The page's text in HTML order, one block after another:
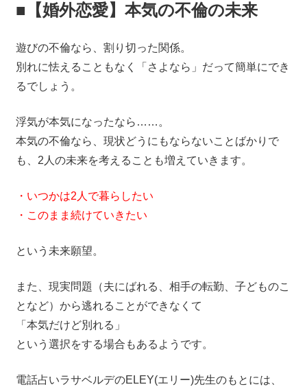
■【婚外恋愛】本気の不倫の未来
遊びの不倫なら、割り切った関係。
別れに怯えることもなく「さよなら」だって簡単にでき
るでしょう。
浮気が本気になったなら……。
本気の不倫なら、現状どうにもならないことばかりで
も、2人の未来を考えることも増えていきます。
・いつかは2人で暮らしたい
・このまま続けていきたい
という未来願望。
また、現実問題（夫にばれる、相手の転勤、子どものこ
となど）から逃れることができなくて
「本気だけど別れる」
という選択をする場合もあるようです。
電話占いラサベルデのELEY(エリー)先生のもとには、